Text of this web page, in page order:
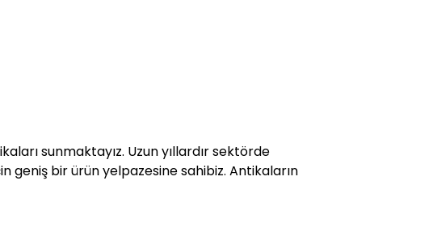
sunmaktayız. Uzun yıllardır sektörde
geniş bir ürün yelpazesine sahibiz. Antikaların